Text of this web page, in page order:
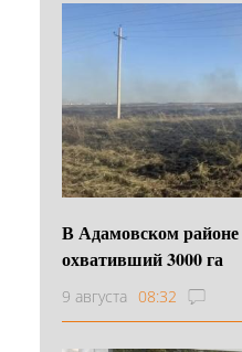
В Адамовском
охвативший 3000 га
9 августа 08:32